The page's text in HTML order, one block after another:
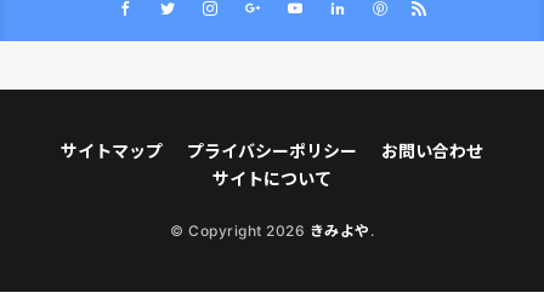
サイトマップ プライバシーポリシー
お問い合わせ
サイトについて
© Copyright 2026 きみよや .